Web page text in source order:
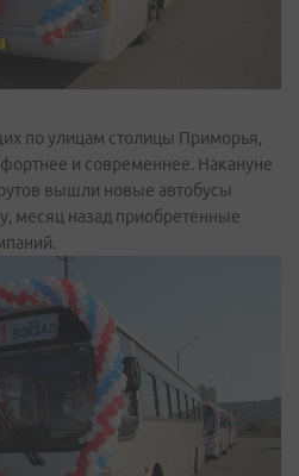
по улицам столицы Приморья,
и современнее. Накануне
вышли новые автобусы
месяц назад приобретенные